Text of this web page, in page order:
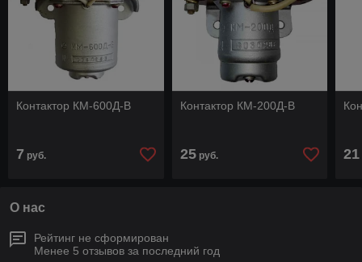
Контактор КМ-600Д-В
7 руб.
Контактор КМ-200Д-В
25руб. 21
О нас
Рейтинг не сформирован
Менее 5 отзывов за последний год